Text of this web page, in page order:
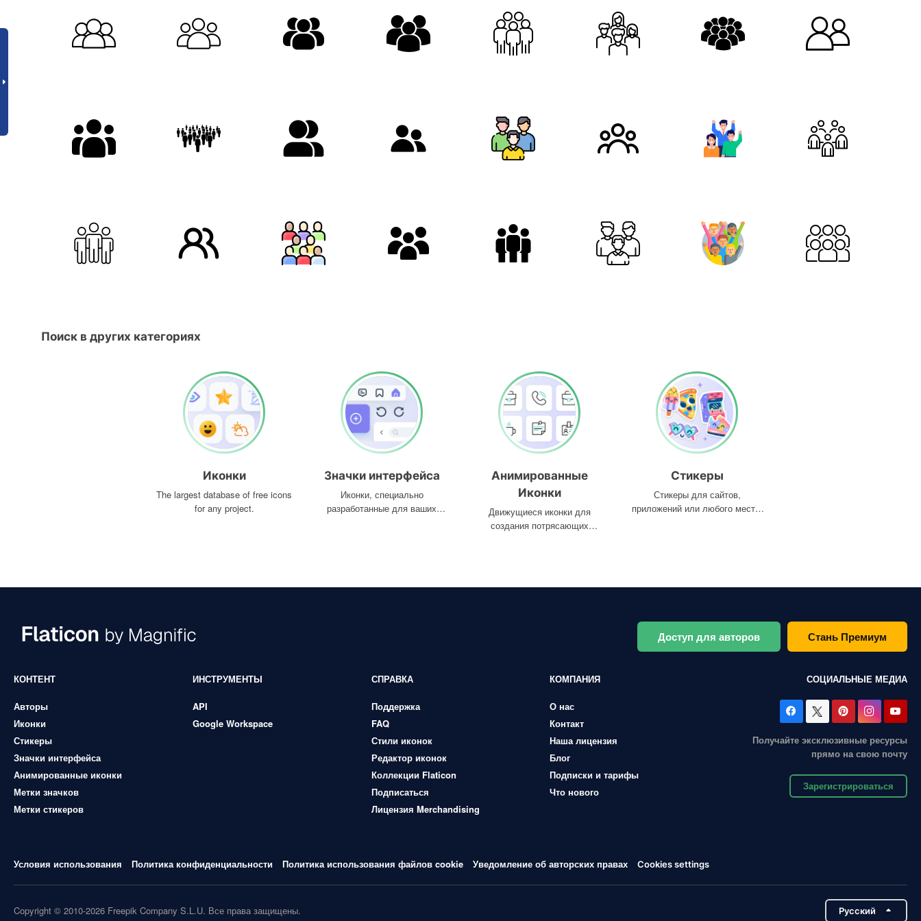
Поиск в других категориях
Иконки
The largest database of free icons
for any project.
Значки интерфейса
Иконки, специально
разработанные для ваших
Анимированные
Иконки
Движущиеся иконки для
создания потрясающих
Стикеры
Стикеры для сайтов,
приложений или любого места,
Доступ для авторов Стань Премиум
КОНТЕНТ
Авторы
Иконки
Стикеры
Значки интерфейса
Анимированные иконки
Метки значков
Метки стикеров
ИНСТРУМЕНТЫ
API
Google Workspace
СПРАВКА
Поддержка
FAQ
Стили иконок
Редактор иконок
Коллекции Flaticon
Подписаться
Лицензия Merchandising
КОМПАНИЯ
О нас
Контакт
Наша лицензия
Блог
Подписки и тарифы
Что нового
СОЦИАЛЬНЫЕ МЕДИА
Получайте эксклюзивные ресурсы
прямо на свою почту
Зарегистрироваться
Условия использования Политика конфиденциальности Политика использования файлов cookie Уведомление об авторских правах Cookies settings
Copyright © 2010-2026 Freepik Company S.L.U. Все права защищены. Pусский